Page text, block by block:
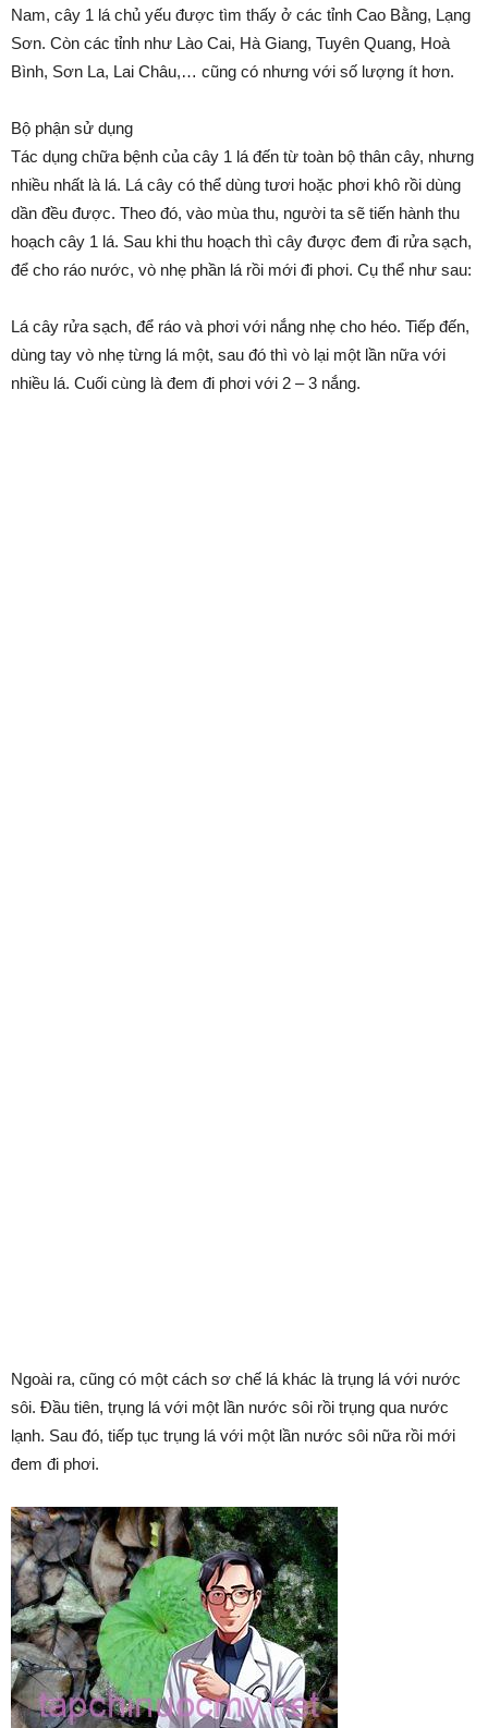
Nam, cây 1 lá chủ yếu được tìm thấy ở các tỉnh Cao Bằng, Lạng
Sơn. Còn các tỉnh như Lào Cai, Hà Giang, Tuyên Quang, Hoà
Bình, Sơn La, Lai Châu,… cũng có nhưng với số lượng ít hơn.
Bộ phận sử dụng
Tác dụng chữa bệnh của cây 1 lá đến từ toàn bộ thân cây, nhưng
nhiều nhất là lá. Lá cây có thể dùng tươi hoặc phơi khô rồi dùng
dần đều được. Theo đó, vào mùa thu, người ta sẽ tiến hành thu
hoạch cây 1 lá. Sau khi thu hoạch thì cây được đem đi rửa sạch,
để cho ráo nước, vò nhẹ phần lá rồi mới đi phơi. Cụ thể như sau:
Lá cây rửa sạch, để ráo và phơi với nắng nhẹ cho héo. Tiếp đến,
dùng tay vò nhẹ từng lá một, sau đó thì vò lại một lần nữa với
nhiều lá. Cuối cùng là đem đi phơi với 2 – 3 nắng.
Ngoài ra, cũng có một cách sơ chế lá khác là trụng lá với nước
sôi. Đầu tiên, trụng lá với một lần nước sôi rồi trụng qua nước
lạnh. Sau đó, tiếp tục trụng lá với một lần nước sôi nữa rồi mới
đem đi phơi.